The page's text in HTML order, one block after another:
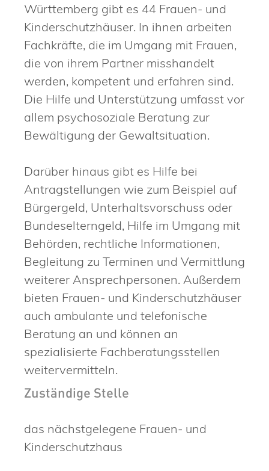
Württemberg gibt es 44 Frauen- und
Kinderschutzhäuser. In ihnen arbeiten
Fachkräfte, die im Umgang mit Frauen,
die von ihrem Partner misshandelt
werden, kompetent und erfahren sind.
Die Hilfe und Unterstützung umfasst vor
allem psychosoziale Beratung zur
Bewältigung der Gewaltsituation.
Darüber hinaus gibt es Hilfe bei
Antragstellungen wie zum Beispiel auf
Bürgergeld, Unterhaltsvorschuss oder
Bundeselterngeld, Hilfe im Umgang mit
Behörden, rechtliche Informationen,
Begleitung zu Terminen und Vermittlung
weiterer Ansprechpersonen. Außerdem
bieten Frauen- und Kinderschutzhäuser
auch ambulante und telefonische
Beratung an und können an
spezialisierte Fachberatungsstellen
weitervermitteln.
Zuständige Stelle
das nächstgelegene Frauen- und
Kinderschutzhaus